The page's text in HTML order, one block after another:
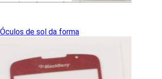
Óculos de sol da forma